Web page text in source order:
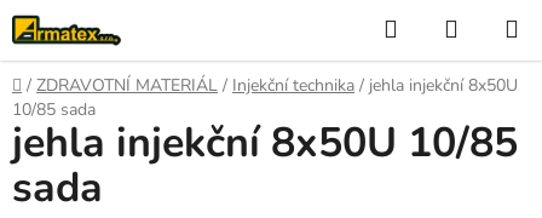
Přejít
na
obsah
Hledat
KOŠÍK
Domů
/ ZDRAVOTNÍ MATERIÁL / Injekční technika / jehla injekční 8x50U
10/85 sada
jehla injekční 8x50U 10/85
sada